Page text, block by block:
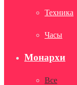
Техника
Часы
Монархи
Все